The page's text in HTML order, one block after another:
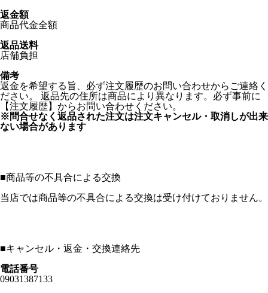
返金額
商品代金全額
返品送料
店舗負担
備考
返金を希望する旨、必ず注文履歴のお問い合わせからご連絡く
ださい。 返品先の住所は商品により異なります。必ず事前に
【注文履歴】からお問い合わせください。
※問合せなく返品された注文は注文キャンセル・取消しが出来
ない場合があります
■商品等の不具合による交換
当店では商品等の不具合による交換は受け付けておりません。
■キャンセル・返金・交換連絡先
電話番号
09031387133